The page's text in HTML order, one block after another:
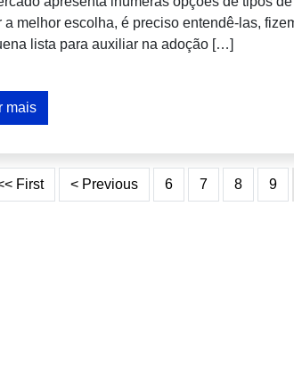
a melhor escolha, é preciso entendê-las,
lista para auxiliar na adoção […]
mais
First < Previous 6 7 8 9